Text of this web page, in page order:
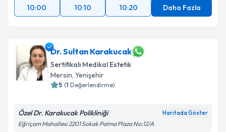
10:00
10:10 10:20 Daha Fazla
Dr. Sultan Karakucak
Sertifikalı Medikal Estetik
Mersin, Yenişehir
5 (1 Değerlendirme)
Özel Dr. Karakucak Polikliniği Haritada Göster
Eğriçam Mahallesi 2201 Sokak Palma Plaza No:12/A